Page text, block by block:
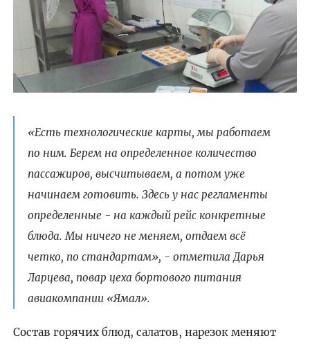
«Есть технологические карты, мы работаем
по ним. Берем на определенное количество
пассажиров, высчитываем, а потом уже
начинаем готовить. Здесь у нас регламенты
определенные - на каждый рейс конкретные
блюда. Мы ничего не меняем, отдаем всё
четко, по стандартам», - отметила Дарья
Ларцева, повар цеха бортового питания
авиакомпании «Ямал».
Состав горячих блюд, салатов, нарезок меняют